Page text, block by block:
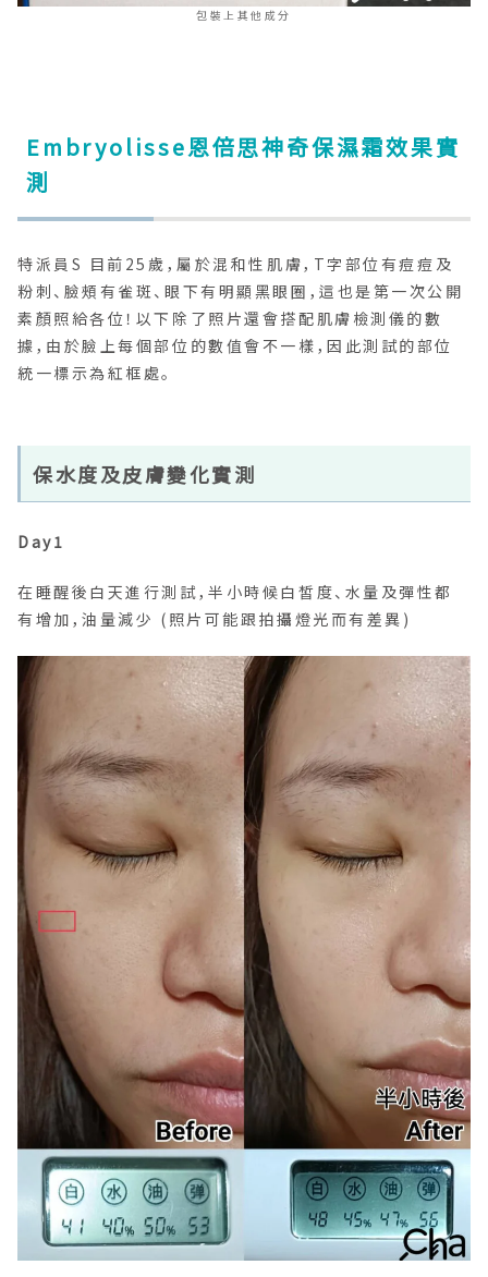
包裝上其他成分
Embryolisse恩倍思神奇保濕霜效果實
測
特派員S 目前25歲，屬於混和性肌膚，T字部位有痘痘及
粉刺、臉頰有雀斑、眼下有明顯黑眼圈，這也是第一次公開
素顏照給各位！以下除了照片還會搭配肌膚檢測儀的數
據，由於臉上每個部位的數值會不一樣，因此測試的部位
統一標示為紅框處。
保水度及皮膚變化實測
Day1
在睡醒後白天進行測試，半小時候白皙度、水量及彈性都
有增加，油量減少 (照片可能跟拍攝燈光而有差異)